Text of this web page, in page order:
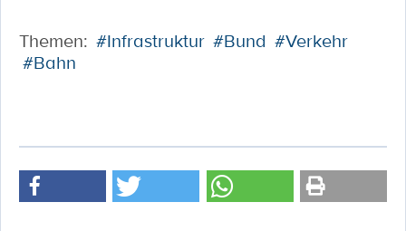
Themen: #Infrastruktur #Bund #Verkehr
#Bahn